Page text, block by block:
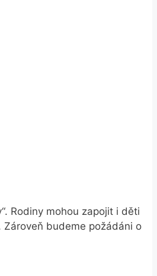
Rodiny mohou zapojit i děti
budeme požádáni o